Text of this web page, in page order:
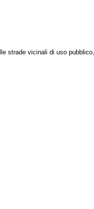
strade vicinali di uso